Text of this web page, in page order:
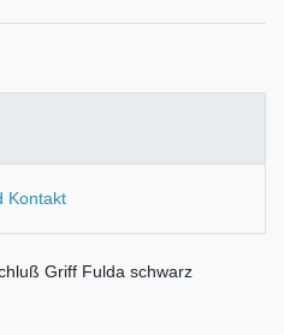
Kontakt
Griff Fulda schwarz